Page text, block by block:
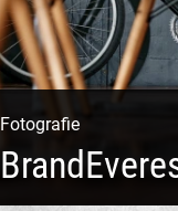
Fotografie